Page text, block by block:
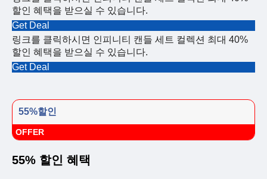
할인 혜택을 받으실 수 있습니다.
Get Deal
링크를 클릭하시면 인피니티 캔들 세트 컬렉션 최대 40%
할인 혜택을 받으실 수 있습니다.
Get Deal
55%할인
OFFER
55% 할인 혜택